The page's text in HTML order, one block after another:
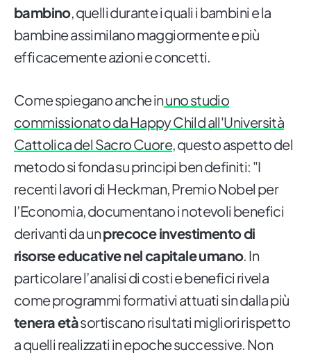
bambino, quelli durante i quali i bambini e la
bambine assimilano maggiormente e più
efficacemente azioni e concetti.
Come spiegano anche inuno studio
commissionato da Happy Child all'Università
Cattolica del Sacro Cuore, questo aspetto del
metodo si fonda su principi ben definiti: "I
recenti lavori di Heckman, Premio Nobel per
l’Economia, documentano i notevoli benefici
derivanti da unprecoce investimento di
risorse educative nel capitale umano. In
particolare l’analisi di costi e benefici rivela
come programmi formativi attuati sin dalla più
tenera etàsortiscano risultati migliori rispetto
a quelli realizzati in epoche successive. Non